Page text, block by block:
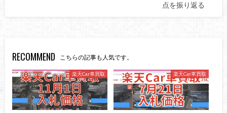
点を振り返る
RECOMMEND こちらの記事も人気です。
楽天Car車買取 楽天Car車買取